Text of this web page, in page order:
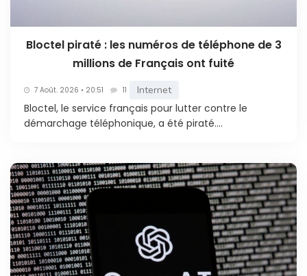
Bloctel piraté : les numéros de téléphone de 3
millions de Français ont fuité
7 Août. 2026 • 20:51 11 Internet
Bloctel, le service français pour lutter contre le
démarchage téléphonique, a été piraté....